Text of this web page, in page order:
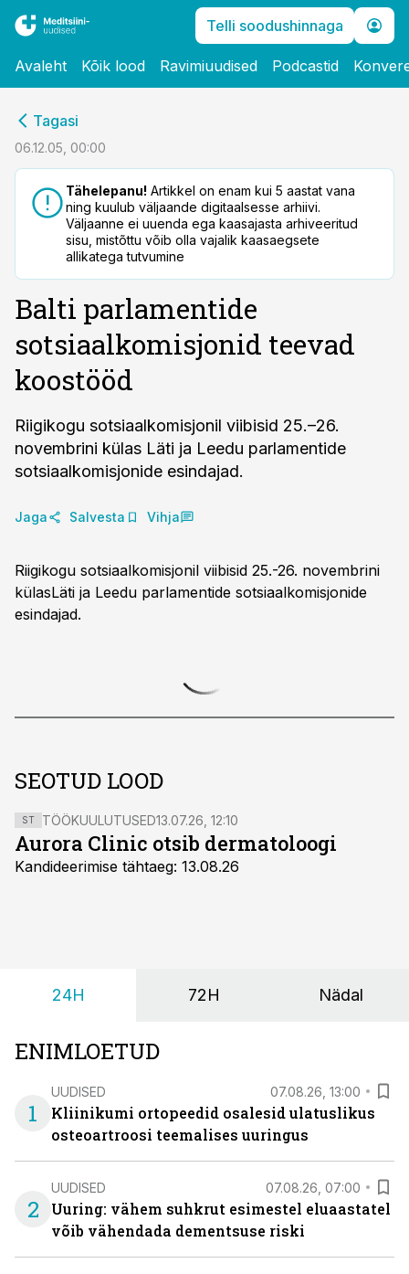
Telli soodushinnaga
Avaleht Kõik lood Ravimiuudised Podcastid
Tagasi
06.12.05, 00:00
Tähelepanu! Artikkel on enam kui 5 aastat vana
ning kuulub väljaande digitaalsesse arhiivi.
Väljaanne ei uuenda ega kaasajasta arhiveeritud
sisu, mistõttu võib olla vajalik kaasaegsete
allikatega tutvumine
Balti parlamentide
sotsiaalkomisjonid teevad
koostööd
Riigikogu sotsiaalkomisjonil viibisid 25.–26.
novembrini külas Läti ja Leedu parlamentide
sotsiaalkomisjonide esindajad.
Jaga Salvesta Vihja
Riigikogu sotsiaalkomisjonil viibisid 25.-26. novembrini
külasLäti ja Leedu parlamentide sotsiaalkomisjonide
esindajad.
SEOTUD LOOD
ST TÖÖKUULUTUSED13.07.26, 12:10
Aurora Clinic otsib dermatoloogi
Kandideerimise tähtaeg: 13.08.26
24H 72H Nädal
ENIMLOETUD
1
UUDISED 07.08.26, 13:00
Kliinikumi ortopeedid osalesid ulatuslikus
osteoartroosi teemalises uuringus
2
UUDISED 07.08.26, 07:00
Uuring: vähem suhkrut esimestel eluaastatel
võib vähendada dementsuse riski